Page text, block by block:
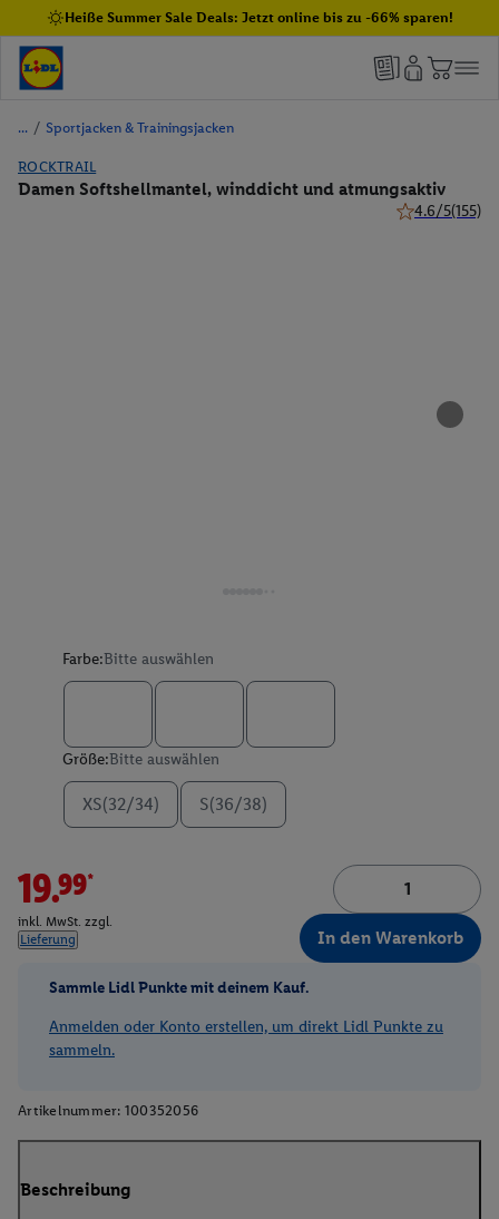
Heiße Summer Sale Deals: Jetzt online bis zu -66% sparen!
/ Sportjacken & Trainingsjacken
ROCKTRAIL
Damen Softshellmantel, winddicht und atmungsaktiv
4.6/5(155)
Farbe:Bitte auswählen
Größe:Bitte auswählen
XS(32/34) S(36/38)
19.99*
inkl. MwSt. zzgl.
Lieferung
In den Warenkorb
Sammle Lidl Punkte mit deinem Kauf.
Anmelden oder Konto erstellen, um direkt Lidl Punkte zu
sammeln.
Artikelnummer: 100352056
Beschreibung